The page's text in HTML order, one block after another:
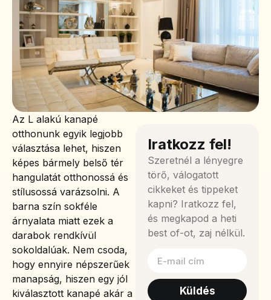
Az L alakú kanapé
otthonunk egyik legjobb
választása lehet, hiszen
képes bármely belső tér
hangulatát otthonossá és
stílusossá varázsolni. A
barna szín sokféle
árnyalata miatt ezek a
darabok rendkívül
sokoldalúak. Nem csoda,
hogy ennyire népszerűek
manapság, hiszen egy jól
kiválasztott kanapé akár a
Iratkozz fel!
Szeretnél a lényegre
törő, válogatott
cikkeket és tippeket
kapni? Iratkozz fel,
és megkapod a heti
best of-ot, zaj nélkül.
Küldés